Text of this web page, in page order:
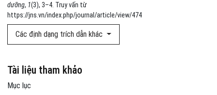
dưỡng, 1(3), 3–4. Truy vấn từ
https://jns.vn/index.php/journal/article/view/474
Các định dạng trích dẫn khác
Tài liệu tham khảo
Mục lục